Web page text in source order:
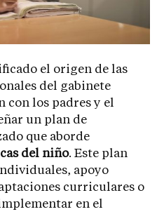
el origen de las
del gabinete
con los padres y el
un plan de
que aborde
del niño. Este plan
apoyo
curriculares o
en el